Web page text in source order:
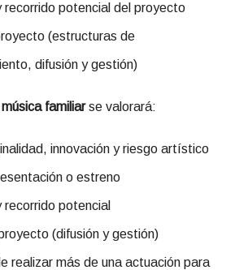
recorrido potencial del proyecto
(estructuras de
difusión y gestión)
música familiarse valorará:
innovación y riesgo artístico
o estreno
recorrido potencial
(difusión y gestión)
realizar más de una actuación para